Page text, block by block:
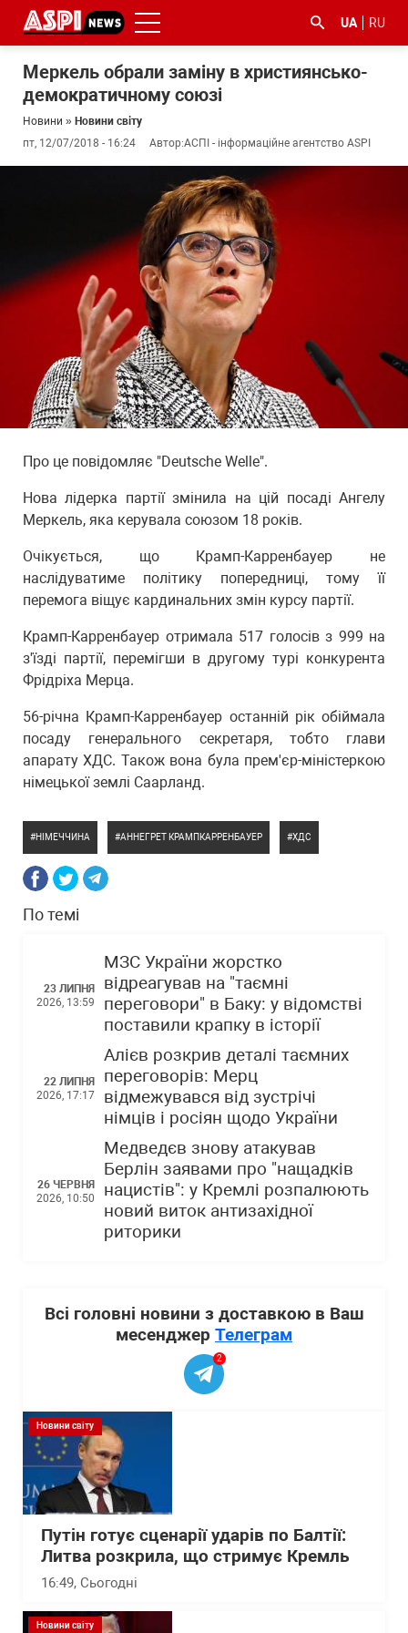
UA RU
Меркель обрали заміну в християнсько-
демократичному союзі
Новини » Новини світу
пт, 12/07/2018 - 16:24
Автор:АСПІ - інформаційне агентство ASPI
Про це повідомляє "Deutsche Welle".
Нова лідерка партії змінила на цій посаді Ангелу
Меркель, яка керувала союзом 18 років.
Очікується, що Крамп-Карренбауер не
наслідуватиме політику попередниці, тому її
перемога віщує кардинальних змін курсу партії.
Крамп-Карренбауер отримала 517 голосів з 999 на
з'їзді партії, перемігши в другому турі конкурента
Фрідріха Мерца.
56-річна Крамп-Карренбауер останній рік обіймала
посаду генерального секретаря, тобто глави
апарату ХДС. Також вона була прем'єр-міністеркою
німецької землі Саарланд.
НІМЕЧЧИНА АННЕГРЕТ КРАМПКАРРЕНБАУЕР ХДС
По темі
23 ЛИПНЯ
2026, 13:59
МЗС України жорстко
відреагував на "таємні
переговори" в Баку: у відомстві
поставили крапку в історії
22 ЛИПНЯ
2026, 17:17
Алієв розкрив деталі таємних
переговорів: Мерц
відмежувався від зустрічі
німців і росіян щодо України
26 ЧЕРВНЯ
2026, 10:50
Медведєв знову атакував
Берлін заявами про "нащадків
нацистів": у Кремлі розпалюють
новий виток антизахідної
риторики
Всі головні новини з доставкою в Ваш
месенджер Телеграм
2
Новини світу
Путін готує сценарії ударів по Балтії:
Литва розкрила, що стримує Кремль
16:49, Сьогодні
Новини світу
корупцією
#ДФС #Київ #коронавірус